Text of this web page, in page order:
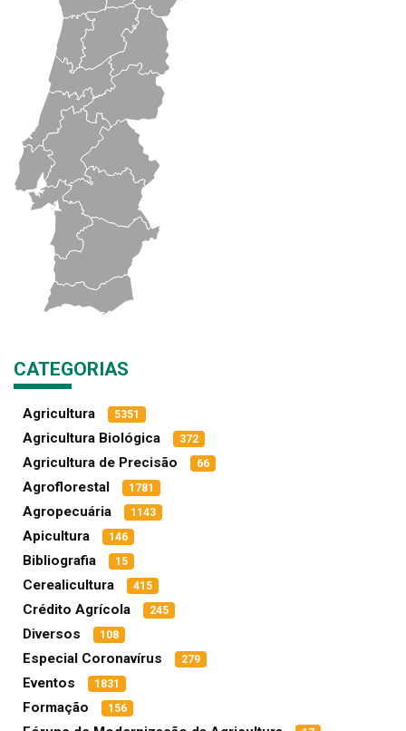
CATEGORIAS
Agricultura 5351
Agricultura Biológica 372
Agricultura de Precisão 66
Agroflorestal 1781
Agropecuária 1143
Apicultura 146
Bibliografia 15
Cerealicultura 415
Crédito Agrícola 245
Diversos 108
Especial Coronavírus 279
Eventos 1831
Formação 156